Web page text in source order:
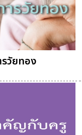
วัยทอง